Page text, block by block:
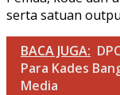
serta satuan
BACA JUGA:
Para Kades
Media